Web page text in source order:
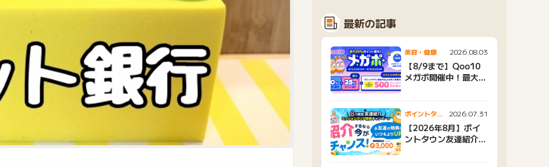
最新の記事
美容・健康 2026.08.03
【8/9まで】Qoo10
メガポ開催中！最大
ポイントタウ
ンニュース
2026.07.31
【2026年8月】ポイ
ントタウン友達紹介キ